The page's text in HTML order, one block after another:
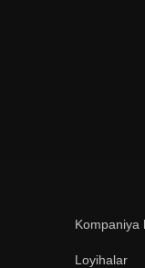
Kompaniya
Loyihalar